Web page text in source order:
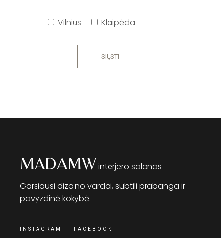
Vilnius Klaipėda
SIŲSTI
MADAMWinterjero salonas
Garsiausi dizaino vardai, subtili prabanga ir
pavyzdinė kokybė.
INSTAGRAM FACEBOOK